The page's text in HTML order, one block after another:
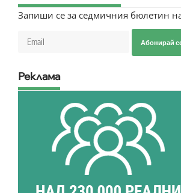
Запиши се за седмичния бюлетин
Абонирай
Реклама